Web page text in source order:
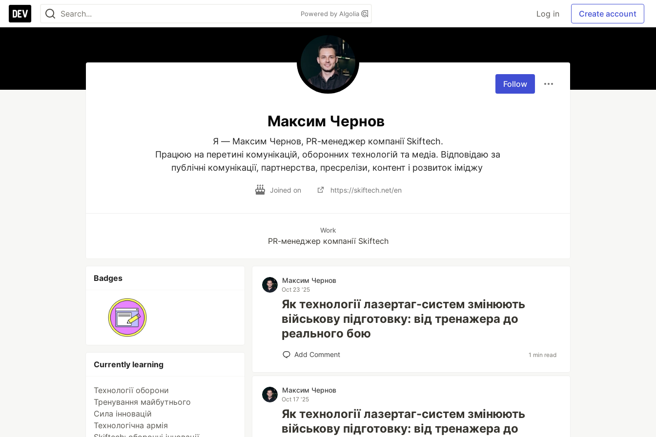
Powered by Algolia Log in Create account
Follow
Максим Чернов
Я — Максим Чернов, PR-менеджер компанії Skiftech.
Працюю на перетині комунікацій, оборонних технологій та медіа. Відповідаю за
публічні комунікації, партнерства, пресрелізи, контент і розвиток іміджу
Joined on https://skiftech.net/en
Work
PR-менеджер компанії Skiftech
Badges
Currently learning
Технології оборони
Тренування майбутнього
Сила інновацій
Технологічна армія
Максим Чернов
Oct 23 '25
Як технології лазертаг-систем змінюють
військову підготовку: від тренажера до
реального бою
Add Comment 1 min read
Максим Чернов
Oct 17 '25
Як технології лазертаг-систем змінюють
військову підготовку: від тренажера до